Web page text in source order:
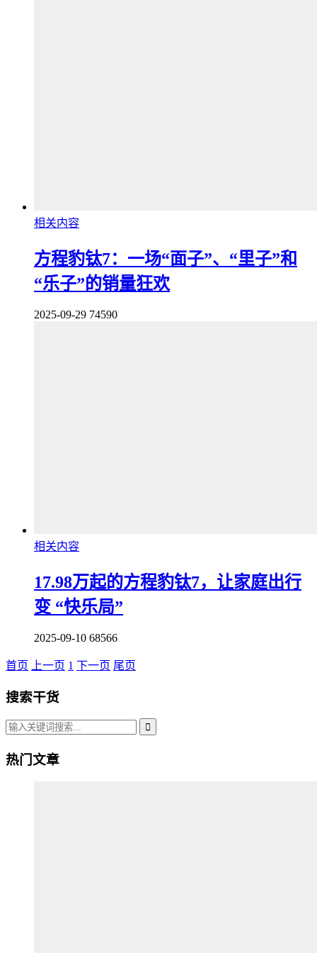
相关内容
方程豹钛7：一场“面子”、“里子”和
“乐子”的销量狂欢
2025-09-29 74590
相关内容
17.98万起的方程豹钛7，让家庭出行
变 “快乐局”
2025-09-10 68566
首页 上一页 1 下一页 尾页
搜索干货
热门文章